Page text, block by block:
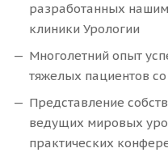
разработанных
клиники Урологии
Многолетний опыт
тяжелых пациентов
Представление
ведущих мировых
практических